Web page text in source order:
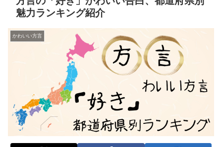
魅力ランキング紹介
かわいい方言